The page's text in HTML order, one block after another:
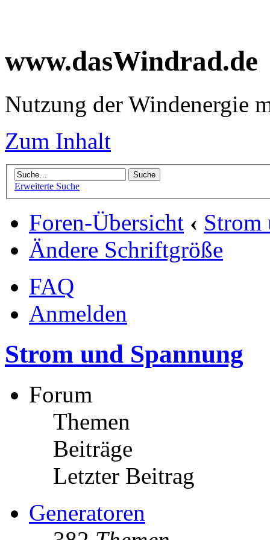
www.dasWindrad.de
Nutzung der Windenergie
Zum Inhalt
Erweiterte Suche
Foren-Übersicht ‹ Strom
Ändere Schriftgröße
FAQ
Anmelden
Strom und Spannung
Forum
Themen
Beiträge
Letzter Beitrag
Generatoren